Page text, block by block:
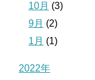
10月 (3)
9月 (2)
1月 (1)
2022年